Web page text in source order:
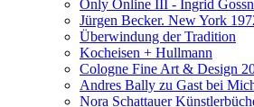
Only Online III - Ingrid
Jürgen Becker. New York
Überwindung der Tradition
Kocheisen + Hullmann
Cologne Fine Art & Design
Andres Bally zu Gast bei
Nora Schattauer